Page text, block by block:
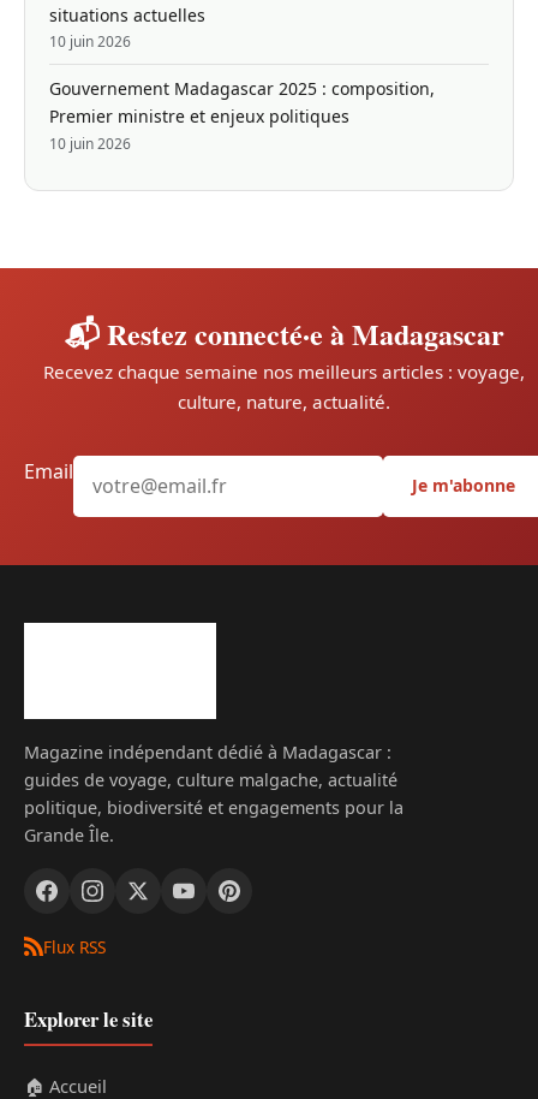
situations actuelles
10 juin 2026
Gouvernement Madagascar 2025 : composition,
Premier ministre et enjeux politiques
10 juin 2026
📬 Restez connecté·e à Madagascar
Recevez chaque semaine nos meilleurs articles : voyage,
culture, nature, actualité.
Email
Je m'abonne
Magazine indépendant dédié à Madagascar :
guides de voyage, culture malgache, actualité
politique, biodiversité et engagements pour la
Grande Île.
Flux RSS
Explorer le site
🏠 Accueil